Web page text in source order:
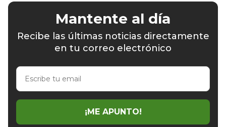
Mantente al día
Recibe las últimas noticias directamente
en tu correo electrónico
Escribe
email
¡ME APUNTO!